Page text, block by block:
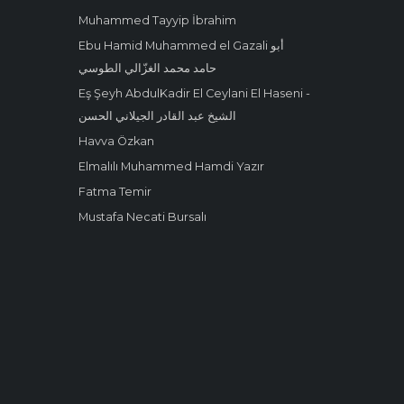
Muhammed Tayyip İbrahim
Ebu Hamid Muhammed el Gazali أبو
حامد محمد الغزّالي الطوسي
Eş Şeyh AbdulKadir El Ceylani El Haseni -
الشيخ عبد القادر الجيلاني الحسن
Havva Özkan
Elmalılı Muhammed Hamdi Yazır
Fatma Temir
Mustafa Necati Bursalı